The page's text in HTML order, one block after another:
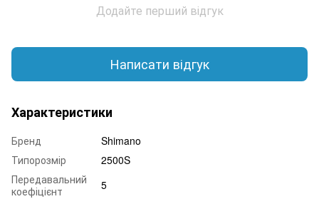
Додайте перший відгук
Написати відгук
Характеристики
Бренд
Shimano
Типорозмір
2500S
Передавальний
коефіцієнт
5